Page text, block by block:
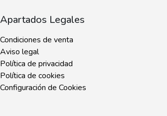
Apartados Legales
Condiciones de venta
Aviso legal
Política de privacidad
Política de cookies
Configuración de Cookies